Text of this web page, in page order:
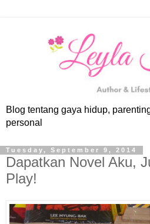
Blog tentang gaya hidup,
personal
Tuesday, September 9, 2014
Dapatkan Novel Aku,
Play!